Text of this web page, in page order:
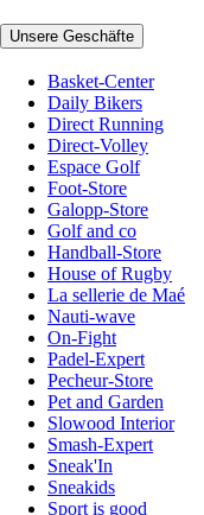
Unsere Geschäfte
Basket-Center
Daily Bikers
Direct Running
Direct-Volley
Espace Golf
Foot-Store
Galopp-Store
Golf and co
Handball-Store
House of Rugby
La sellerie de Maé
Nauti-wave
On-Fight
Padel-Expert
Pecheur-Store
Pet and Garden
Slowood Interior
Smash-Expert
Sneak'In
Sneakids
Sport is good